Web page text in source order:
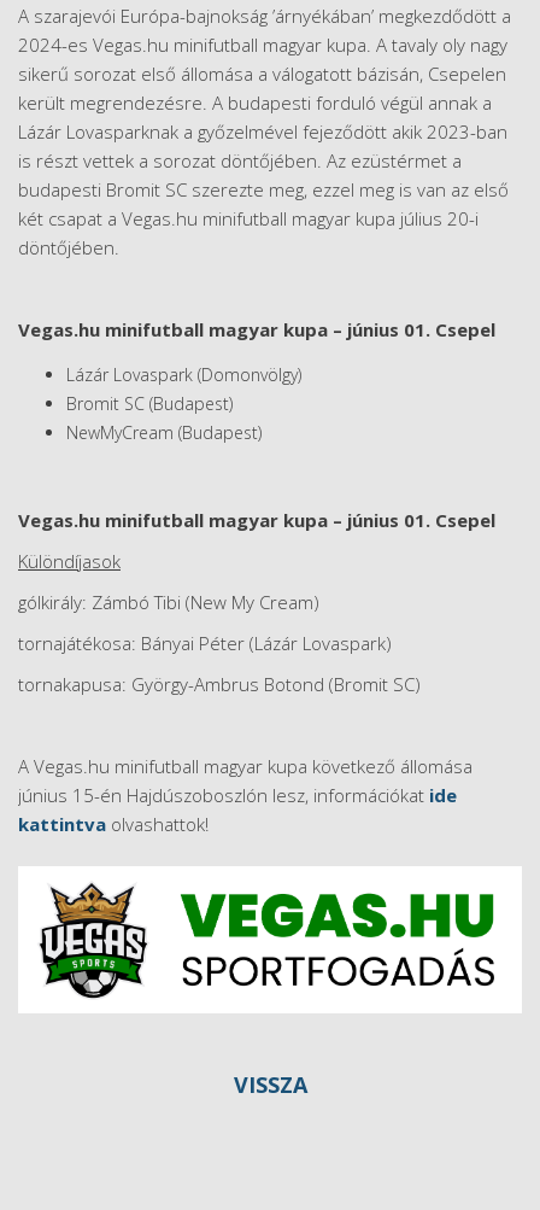
A szarajevói Európa-bajnokság ’árnyékában’ megkezdődött a
2024-es Vegas.hu minifutball magyar kupa. A tavaly oly nagy
sikerű sorozat első állomása a válogatott bázisán, Csepelen
került megrendezésre. A budapesti forduló végül annak a
Lázár Lovasparknak a győzelmével fejeződött akik 2023-ban
is részt vettek a sorozat döntőjében. Az ezüstérmet a
budapesti Bromit SC szerezte meg, ezzel meg is van az első
két csapat a Vegas.hu minifutball magyar kupa július 20-i
döntőjében.
Vegas.hu minifutball magyar kupa – június 01. Csepel
Lázár Lovaspark (Domonvölgy)
Bromit SC (Budapest)
NewMyCream (Budapest)
Vegas.hu minifutball magyar kupa – június 01. Csepel
Különdíjasok
gólkirály: Zámbó Tibi (New My Cream)
tornajátékosa: Bányai Péter (Lázár Lovaspark)
tornakapusa: György-Ambrus Botond (Bromit SC)
A Vegas.hu minifutball magyar kupa következő állomása
június 15-én Hajdúszoboszlón lesz, információkat ide
kattintva olvashattok!
VISSZA